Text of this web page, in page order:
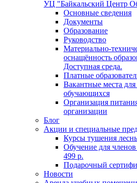
УЦ "Байкальский Центр
Основные сведения
Документы
Образование
Руководство
Материально-
оснащённость
Доступная среда.
Платные
Вакантные места
обучающихся
Организация
организации
Блог
Акции и специальные
Курсы тушения
Обучение для
499 р.
Подарочный
Новости